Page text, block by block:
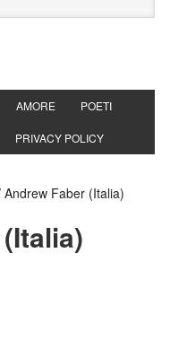
AMORE POETI
PRIVACY POLICY
Andrew Faber (Italia)